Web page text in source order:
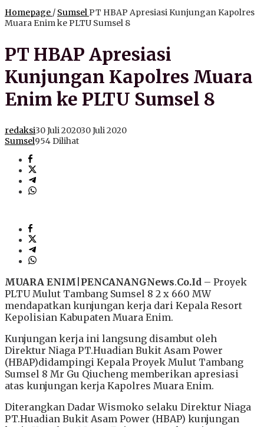
Homepage / SumselPT HBAP Apresiasi Kunjungan Kapolres
Muara Enim ke PLTU Sumsel 8
PT HBAP Apresiasi
Kunjungan Kapolres Muara
Enim ke PLTU Sumsel 8
redaksi30 Juli 202030 Juli 2020
Sumsel954 Dilihat
MUARA ENIM PENCANANGNews.Co.Id – Proyek
PLTU Mulut Tambang Sumsel 8 2 x 660 MW
mendapatkan kunjungan kerja dari Kepala Resort
Kepolisian Kabupaten Muara Enim.
Kunjungan kerja ini langsung disambut oleh
Direktur Niaga PT.Huadian Bukit Asam Power
(HBAP)didampingi Kepala Proyek Mulut Tambang
Sumsel 8 Mr Gu Qiucheng memberikan apresiasi
atas kunjungan kerja Kapolres Muara Enim.
Diterangkan Dadar Wismoko selaku Direktur Niaga
PT.Huadian Bukit Asam Power (HBAP) kunjungan